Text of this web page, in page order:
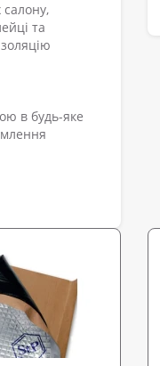
та
в будь-яке